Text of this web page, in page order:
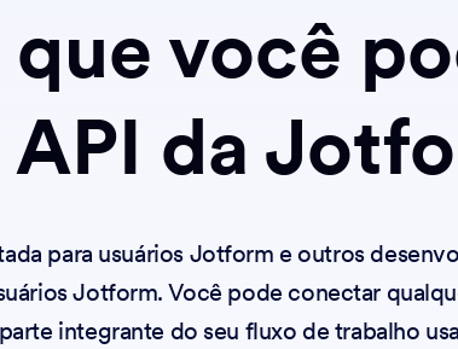
você
API da
para usuários Jotform e outros
Jotform. Você pode conectar
integrante do seu fluxo de trabalho